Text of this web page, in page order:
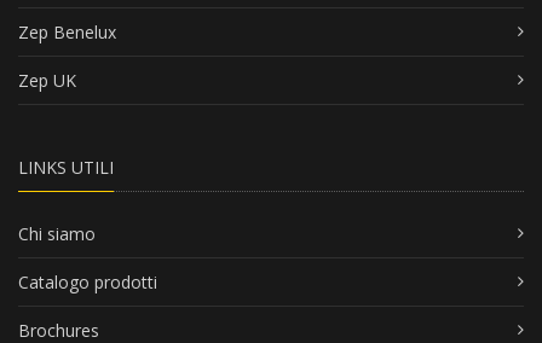
Zep Benelux
Zep UK
LINKS UTILI
Chi siamo
Catalogo prodotti
Brochures